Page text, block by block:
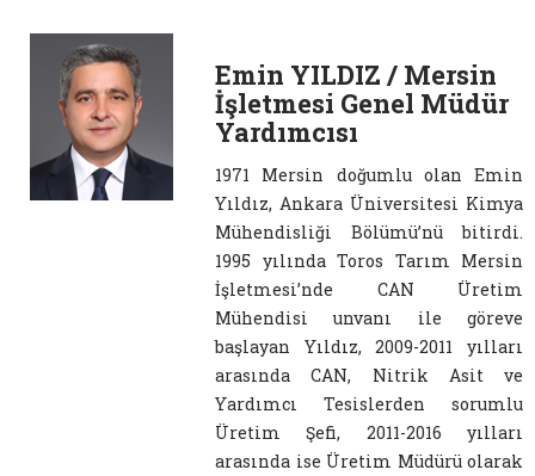
Emin YILDIZ / Mersin
İşletmesi Genel Müdür
Yardımcısı
1971 Mersin doğumlu olan Emin
Yıldız, Ankara Üniversitesi Kimya
Mühendisliği Bölümü’nü bitirdi.
1995 yılında Toros Tarım Mersin
İşletmesi’nde CAN Üretim
Mühendisi unvanı ile göreve
başlayan Yıldız, 2009-2011 yılları
arasında CAN, Nitrik Asit ve
Yardımcı Tesislerden sorumlu
Üretim Şefi, 2011-2016 yılları
arasında ise Üretim Müdürü olarak